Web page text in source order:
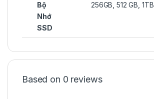
Bộ
Nhớ
SSD
256GB, 512 GB, 1TB
Based on 0 reviews